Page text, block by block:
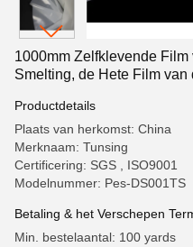
1000mm Zelfklevende
Smelting, de Hete Film
Productdetails
Plaats van herkomst: China
Merknaam: Tunsing
Certificering: SGS , ISO9001
Modelnummer: Pes-DS001TS
Betaling & het Verschepen
Min. bestelaantal: 100 yards